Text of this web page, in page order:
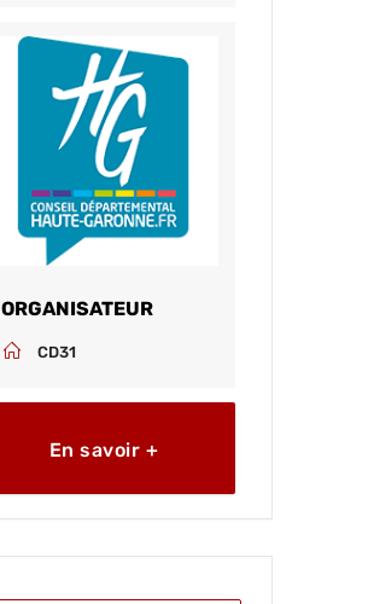
ORGANISATEUR
CD31
En savoir +